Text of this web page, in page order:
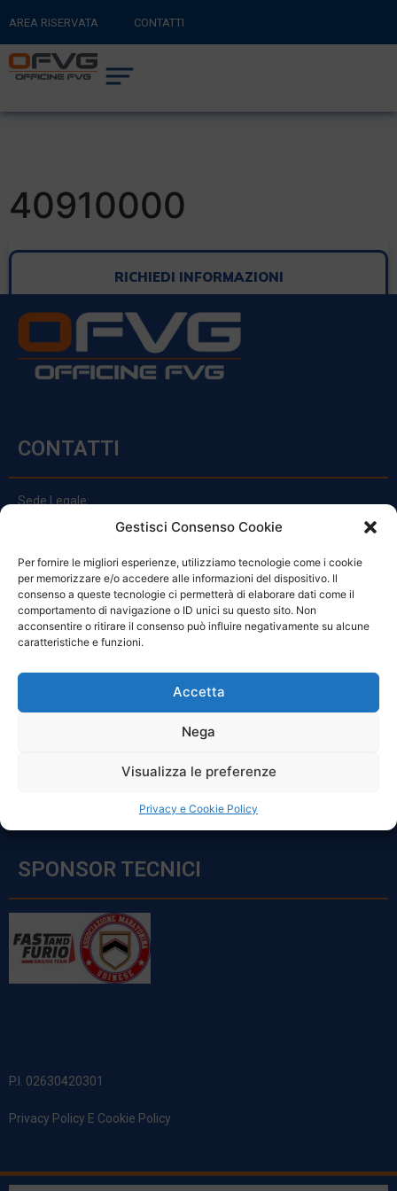
Gestisci Consenso Cookie
Per fornire le migliori esperienze, utilizziamo tecnologie come i cookie
per memorizzare e/o accedere alle informazioni del dispositivo. Il
consenso a queste tecnologie ci permetterà di elaborare dati come il
comportamento di navigazione o ID unici su questo sito. Non
acconsentire o ritirare il consenso può influire negativamente su alcune
caratteristiche e funzioni.
Accetta
Nega
Visualizza le preferenze
Privacy e Cookie Policy
AREA RISERVATA CONTATTI
RITORNA AL SITO PRINCIPALE
CARRELLO
40910000
RICHIEDI INFORMAZIONI
CONTATTI
Sede Legale:
Via Principe Di Udine 144
clienti@officinefvg.it
info@officinefvg.it
posta@officinefvgpec.It
ORARI
Sabato: 8:00 – 12:00
SPONSOR TECNICI
P.I. 02630420301
Privacy Policy E Cookie Policy